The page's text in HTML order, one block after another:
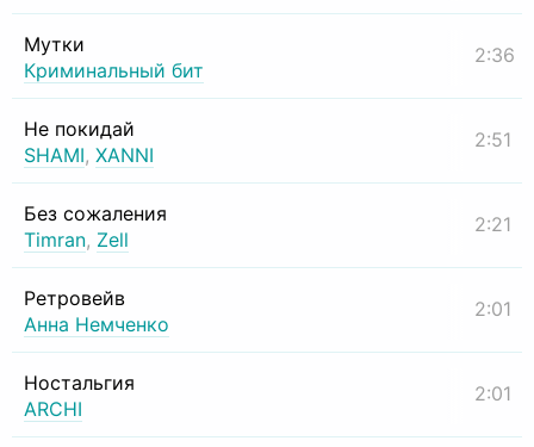
Мутки
Криминальный бит
2:36
Не покидай
SHAMI, XANNI
2:51
Без сожаления
Timran, Zell
2:21
Ретровейв
Анна Немченко
2:01
Ностальгия
ARCHI
2:01